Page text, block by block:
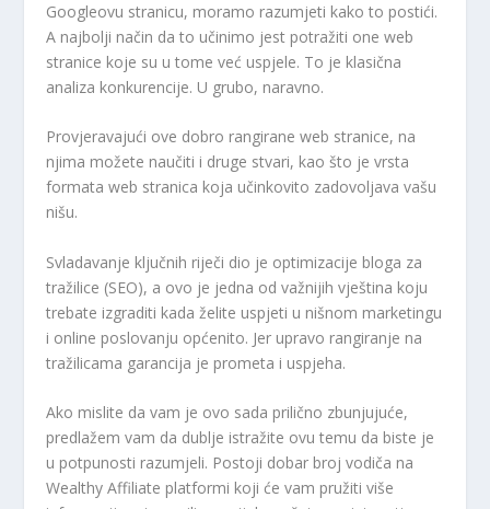
Googleovu stranicu, moramo razumjeti kako to postići.
A najbolji način da to učinimo jest potražiti one web
stranice koje su u tome već uspjele. To je klasična
analiza konkurencije. U grubo, naravno.
Provjeravajući ove dobro rangirane web stranice, na
njima možete naučiti i druge stvari, kao što je vrsta
formata web stranica koja učinkovito zadovoljava vašu
nišu.
Svladavanje ključnih riječi dio je optimizacije bloga za
tražilice (SEO), a ovo je jedna od važnijih vještina koju
trebate izgraditi kada želite uspjeti u nišnom marketingu
i online poslovanju općenito. Jer upravo rangiranje na
tražilicama garancija je prometa i uspjeha.
Ako mislite da vam je ovo sada prilično zbunjujuće,
predlažem vam da dublje istražite ovu temu da biste je
u potpunosti razumjeli. Postoji dobar broj vodiča na
Wealthy Affiliate platformi koji će vam pružiti više